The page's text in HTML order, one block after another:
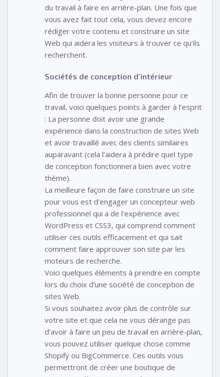
du travail à faire en arrière-plan. Une fois que
vous avez fait tout cela, vous devez encore
rédiger votre contenu et construire un site
Web qui aidera les visiteurs à trouver ce qu’ils
recherchent.
Sociétés de conception d’intérieur
Afin de trouver la bonne personne pour ce
travail, voici quelques points à garder à l’esprit
: La personne doit avoir une grande
expérience dans la construction de sites Web
et avoir travaillé avec des clients similaires
auparavant (cela l’aidera à prédire quel type
de conception fonctionnera bien avec votre
thème).
La meilleure façon de faire construire un site
pour vous est d’engager un concepteur web
professionnel qui a de l’expérience avec
WordPress et CSS3, qui comprend comment
utiliser ces outils efficacement et qui sait
comment faire approuver son site par les
moteurs de recherche.
Voici quelques éléments à prendre en compte
lors du choix d’une société de conception de
sites Web.
Si vous souhaitez avoir plus de contrôle sur
votre site et que cela ne vous dérange pas
d’avoir à faire un peu de travail en arrière-plan,
vous pouvez utiliser quelque chose comme
Shopify ou BigCommerce. Ces outils vous
permettront de créer une boutique de